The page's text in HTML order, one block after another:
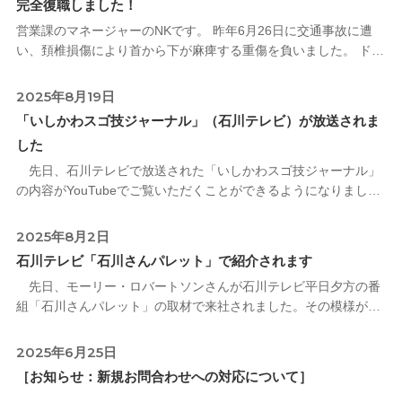
完全復職しました！
営業課のマネージャーのNKです。 昨年6月26日に交通事故に遭
い、頚椎損傷により首から下が麻痺する重傷を負いました。 ドク
かりな治療を受けまし
2025年8月19日
「いしかわスゴ技ジャーナル」（石川テレビ）が放送されま
した
先日、石川テレビで放送された「いしかわスゴ技ジャーナル」
の内容がYouTubeでご覧いただくことができるようになりまし
2025年8月2日
石川テレビ「石川さんパレット」で紹介されます
先日、モーリー・ロバートソンさんが石川テレビ平日夕方の番
組「石川さんパレット」の取材で来社されました。その模様が以
なお、総集編が「
2025年6月25日
［お知らせ：新規お問合わせへの対応について］